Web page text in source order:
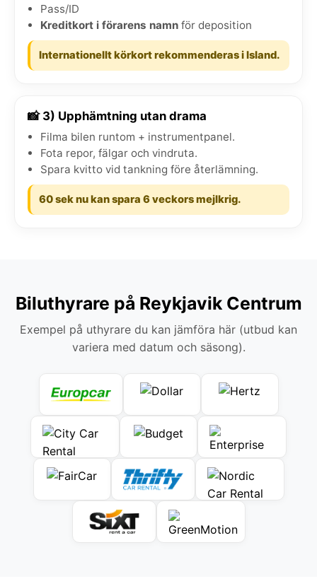
Pass/ID
Kreditkort i förarens namn för deposition
Internationellt körkort rekommenderas i Island.
📸 3) Upphämtning utan drama
Filma bilen runtom + instrumentpanel.
Fota repor, fälgar och vindruta.
Spara kvitto vid tankning före återlämning.
60 sek nu kan spara 6 veckors mejlkrig.
Biluthyrare på Reykjavik Centrum
Exempel på uthyrare du kan jämföra här (utbud kan
variera med datum och säsong).